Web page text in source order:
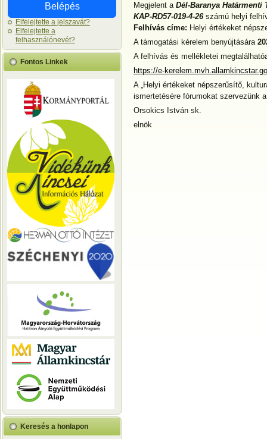
Belépés
Elfelejtette a jelszavát?
Elfelejtette a
felhasználónevét?
Fontos Linkek
Keresés a honlapon
Megjelent a Dél-Baranya Határmenti
KAP-RD57-019-4-26számú helyi
Felhívás címe: Helyi értékeket
A támogatási kérelem benyújtására
A felhívás és mellékletei
https://e-
A „Helyi értékeket népszerűsítő,
ismertetésére fórumokat szervezünk
Orsokics István sk.
elnök